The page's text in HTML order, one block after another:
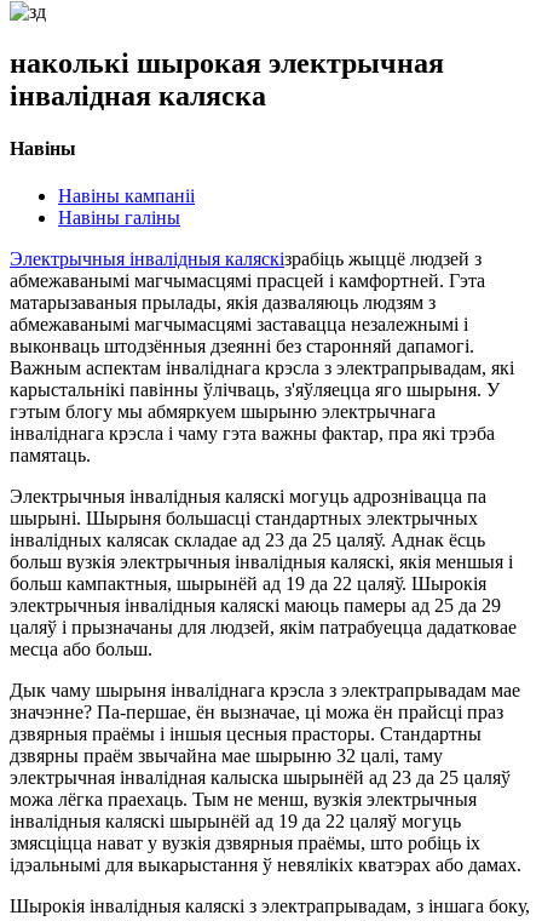
наколькі шырокая электрычная
інвалідная каляска
Навіны
Навіны кампаніі
Навіны галіны
Электрычныя інвалідныя каляскізрабіць жыццё людзей з
абмежаванымі магчымасцямі прасцей і камфортней. Гэта
матарызаваныя прылады, якія дазваляюць людзям з
абмежаванымі магчымасцямі заставацца незалежнымі і
выконваць штодзённыя дзеянні без старонняй дапамогі.
Важным аспектам інваліднага крэсла з электрапрывадам, які
карыстальнікі павінны ўлічваць, з'яўляецца яго шырыня. У
гэтым блогу мы абмяркуем шырыню электрычнага
інваліднага крэсла і чаму гэта важны фактар, пра які трэба
памятаць.
Электрычныя інвалідныя каляскі могуць адрознівацца па
шырыні. Шырыня большасці стандартных электрычных
інвалідных калясак складае ад 23 да 25 цаляў. Аднак ёсць
больш вузкія электрычныя інвалідныя каляскі, якія меншыя і
больш кампактныя, шырынёй ад 19 да 22 цаляў. Шырокія
электрычныя інвалідныя каляскі маюць памеры ад 25 да 29
цаляў і прызначаны для людзей, якім патрабуецца дадатковае
месца або больш.
Дык чаму шырыня інваліднага крэсла з электрапрывадам мае
значэнне? Па-першае, ён вызначае, ці можа ён прайсці праз
дзвярныя праёмы і іншыя цесныя прасторы. Стандартны
дзвярны праём звычайна мае шырыню 32 цалі, таму
электрычная інвалідная калыска шырынёй ад 23 да 25 цаляў
можа лёгка праехаць. Тым не менш, вузкія электрычныя
інвалідныя каляскі шырынёй ад 19 да 22 цаляў могуць
змясціцца нават у вузкія дзвярныя праёмы, што робіць іх
ідэальнымі для выкарыстання ў невялікіх кватэрах або дамах.
Шырокія інвалідныя каляскі з электрапрывадам, з іншага боку,